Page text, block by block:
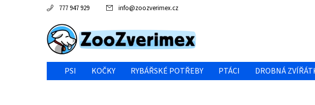
777 947 929 info@zoozverimex.cz
PSI KOČKY RYBÁŘSKÉ POTŘEBY PTÁCI DROBNÁ